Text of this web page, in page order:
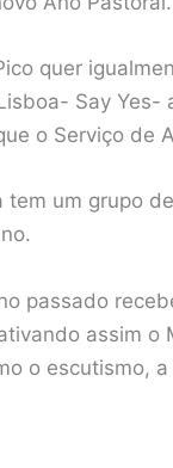
quer
Say Yes-
o Serviço de
tem um grupo
passado
assim o
o escutismo,